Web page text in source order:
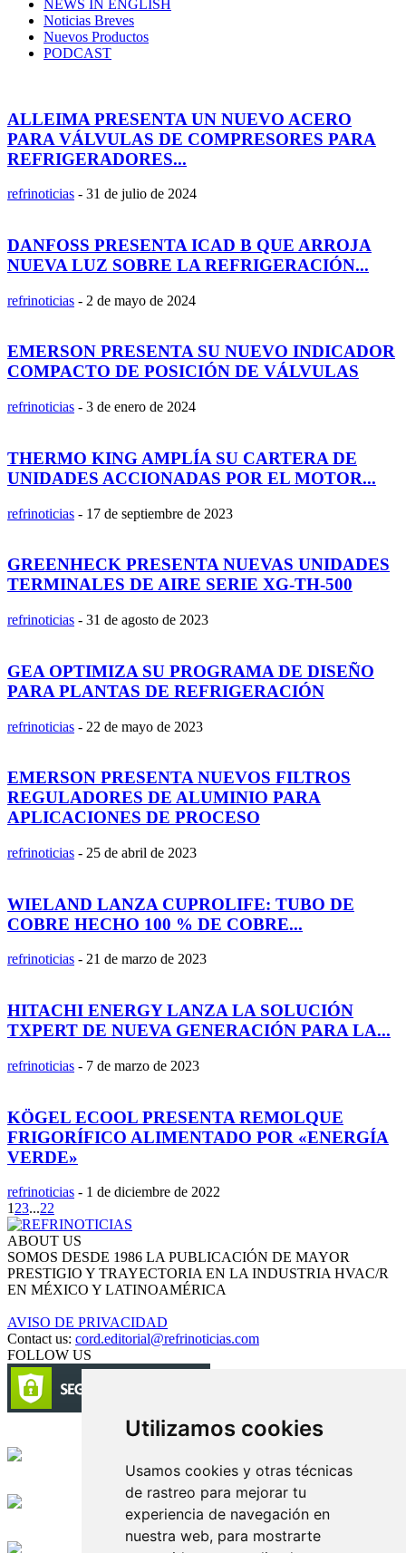
Utilizamos cookies
Usamos cookies y otras técnicas
de rastreo para mejorar tu
experiencia de navegación en
nuestra web, para mostrarte
NEWS IN ENGLISH
Noticias Breves
Nuevos Productos
PODCAST
ALLEIMA PRESENTA UN NUEVO ACERO
PARA VÁLVULAS DE COMPRESORES PARA
REFRIGERADORES...
refrinoticias - 31 de julio de 2024
DANFOSS PRESENTA ICAD B QUE ARROJA
NUEVA LUZ SOBRE LA REFRIGERACIÓN...
refrinoticias - 2 de mayo de 2024
EMERSON PRESENTA SU NUEVO INDICADOR
COMPACTO DE POSICIÓN DE VÁLVULAS
refrinoticias - 3 de enero de 2024
THERMO KING AMPLÍA SU CARTERA DE
UNIDADES ACCIONADAS POR EL MOTOR...
refrinoticias - 17 de septiembre de 2023
GREENHECK PRESENTA NUEVAS UNIDADES
TERMINALES DE AIRE SERIE XG-TH-500
refrinoticias - 31 de agosto de 2023
GEA OPTIMIZA SU PROGRAMA DE DISEÑO
PARA PLANTAS DE REFRIGERACIÓN
refrinoticias - 22 de mayo de 2023
EMERSON PRESENTA NUEVOS FILTROS
REGULADORES DE ALUMINIO PARA
APLICACIONES DE PROCESO
refrinoticias - 25 de abril de 2023
WIELAND LANZA CUPROLIFE: TUBO DE
COBRE HECHO 100 % DE COBRE...
refrinoticias - 21 de marzo de 2023
HITACHI ENERGY LANZA LA SOLUCIÓN
TXPERT DE NUEVA GENERACIÓN PARA LA...
refrinoticias - 7 de marzo de 2023
KÖGEL ECOOL PRESENTA REMOLQUE
FRIGORÍFICO ALIMENTADO POR «ENERGÍA
VERDE»
refrinoticias - 1 de diciembre de 2022
1 23...22
ABOUT US
SOMOS DESDE 1986 LA PUBLICACIÓN DE MAYOR
PRESTIGIO Y TRAYECTORIA EN LA INDUSTRIA HVAC/R
EN MÉXICO Y LATINOAMÉRICA
AVISO DE PRIVACIDAD
Contact us: cord.editorial@refrinoticias.com
FOLLOW US
Circulación certificada
Edición digital con tecnología